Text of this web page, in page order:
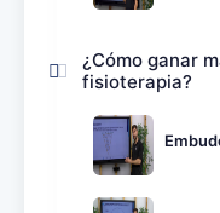
¿Cómo ganar
fisioterapia?